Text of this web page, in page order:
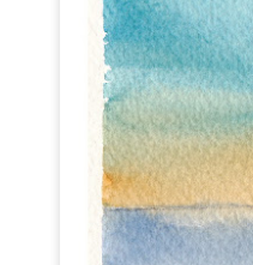
Botella con flor